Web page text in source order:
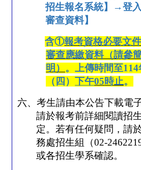
招生報名系統】→登
審查資料】
含①報考資格必要文件
審查應繳資料（請參
明） 。上傳時間至114
（四）下午05時止。
六、考生請由本公告下載電
請於報考前詳細閱讀招
定。若有任何疑問，請
務處招生組（02-
或各招生學系確認。